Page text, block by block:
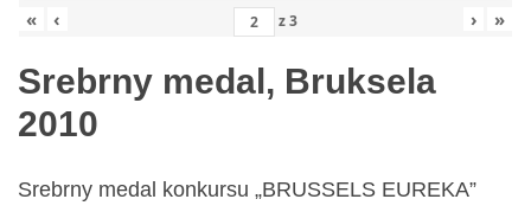
« ‹ z3 › »
Srebrny medal, Bruksela
2010
Srebrny medal konkursu „BRUSSELS EUREKA”